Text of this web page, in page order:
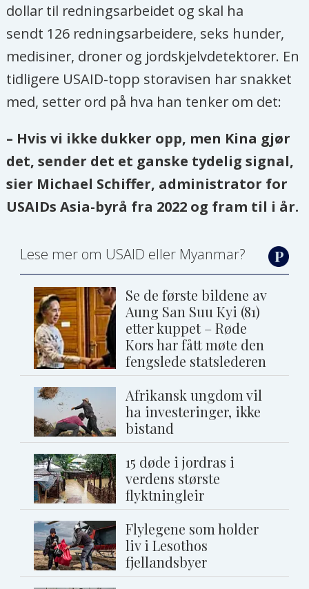
dollar til redningsarbeidet og skal ha
sendt 126 redningsarbeidere, seks hunder,
medisiner, droner og jordskjelvdetektorer. En
tidligere USAID-topp storavisen har snakket
med, setter ord på hva han tenker om det:
– Hvis vi ikke dukker opp, men Kina gjør
det, sender det et ganske tydelig signal,
sier Michael Schiffer, administrator for
USAIDs Asia-byrå fra 2022 og fram til i år.
Lese mer om USAID eller Myanmar?
Se de første bildene av
Aung San Suu Kyi (81)
etter kuppet – Røde
Kors har fått møte den
fengslede statslederen
Afrikansk ungdom vil
ha investeringer, ikke
bistand
15 døde i jordras i
verdens største
flyktningleir
Flylegene som holder
liv i Lesothos
fjellandsbyer